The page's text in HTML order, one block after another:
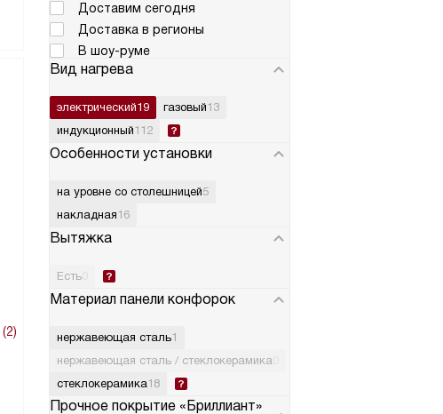
Доставим сегодня
Доставка в регионы
В шоу-руме
Вид нагрева
электрический19 газовый13
индукционный112
Особенности установки
на уровне со столешницей5
накладная16
Вытяжка
Есть
Материал панели конфорок
нержавеющая сталь1
нержавеющая сталь / стеклокерамика
стеклокерамика18
Прочное покрытие «Бриллиант»
(2)